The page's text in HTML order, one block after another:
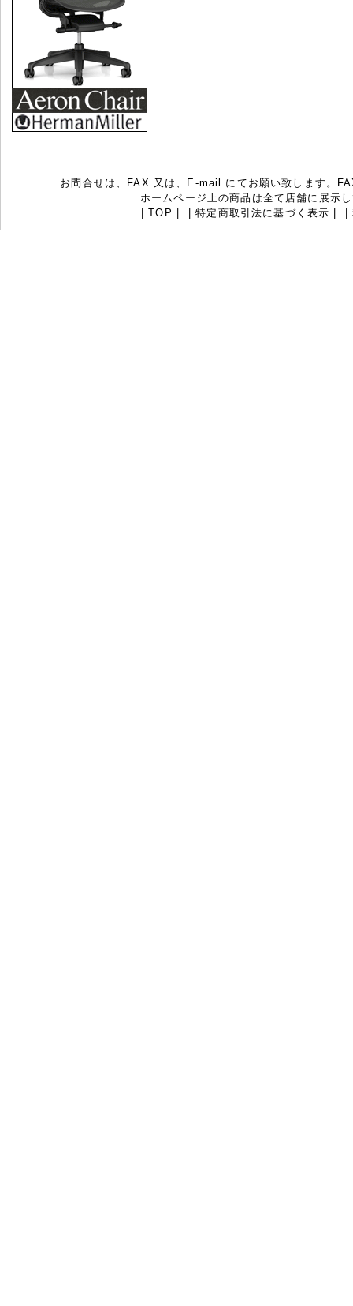
お問合せは、FAX 又は、E-mail にてお願い致します。
ホームページ上の商品は全て店舗に展示
|TOP |特定商取引法に基づく表示 |